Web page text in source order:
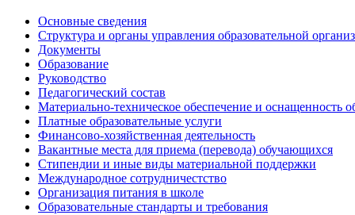
Основные сведения
Структура и органы управления образовательной
Документы
Образование
Руководство
Педагогический состав
Материально-техническое обеспечение и оснащенность
Платные образовательные услуги
Финансово-хозяйственная деятельность
Вакантные места для приема (перевода) обучающихся
Стипендии и иные виды материальной поддержки
Международное сотрудничестство
Организация питания в школе
Образовательные стандарты и требования